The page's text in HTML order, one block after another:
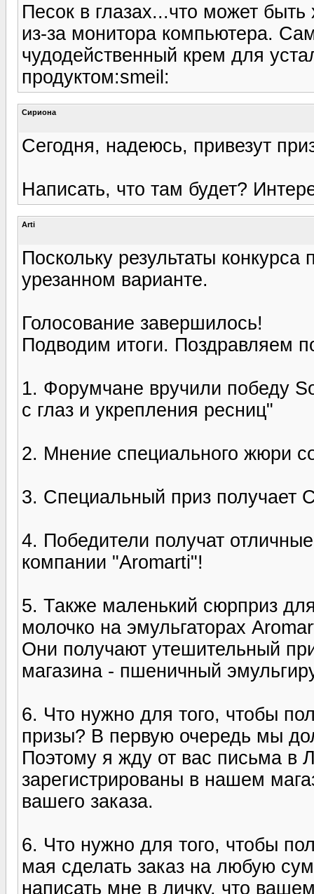
Песок в глазах...что может
из-за монитора компьютера.
чудодейственный крем для
продуктом:smeil:
Сириона
Сегодня, надеюсь, привезут
Написать, что там будет?
Arti
Поскольку результаты
урезанном варианте.
Голосование завершилось!
Подводим итоги. Поздравляем
1. Форумчане вручили победу
с глаз и укрепления ресниц"
2. Мнение специального жюри
3. Специальный приз получает
4. Победители получат
компании "Aromarti"!
5. Также маленький сюрприз
молочко на эмульгаторах
Они получают утешительный
магазина - пшеничный
6. Что нужно для того, чтобы
призы? В первую очередь мы
Поэтому я жду от вас письма в
зарегистрированы в нашем
вашего заказа.
6. Что нужно для того, чтобы
мая сделать заказ на любую
написать мне в личку, что